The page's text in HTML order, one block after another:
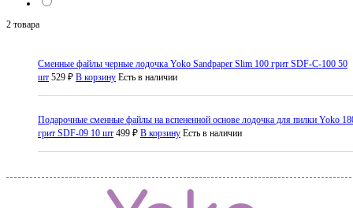
2 товара
Сменные файлы черные лодочка Yoko Sandpaper Slim 100 грит SDF-C-100 50
шт 529 ₽ В корзину Есть в наличии
Подарочные сменные файлы на вспененной основе лодочка для пилки Yoko
грит SDF-09 10 шт 499 ₽ В корзину Есть в наличии